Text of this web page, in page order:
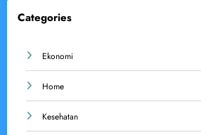
Categories
Ekonomi
Home
Kesehatan